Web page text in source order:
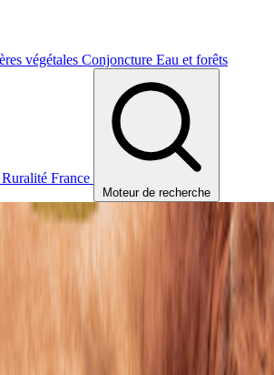
végétales Conjoncture Eau et forêts
Ruralité France
Moteur de recherche